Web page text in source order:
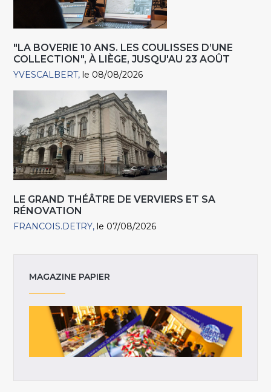
"LA BOVERIE 10 ANS. LES COULISSES D’UNE
COLLECTION", À LIÈGE, JUSQU'AU 23 AOÛT
YVESCALBERT le 08/08/2026
LE GRAND THÉÂTRE DE VERVIERS ET SA
RÉNOVATION
FRANCOIS.DETRY le 07/08/2026
MAGAZINE PAPIER